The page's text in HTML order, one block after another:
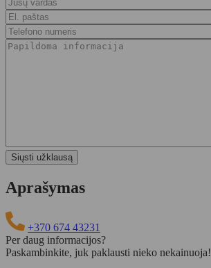
Aprašymas
+370 674 43231
Per daug informacijos?
Paskambinkite, juk paklausti nieko nekainuoja!